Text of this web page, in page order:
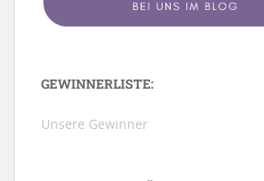
GEWINNERLISTE:
Unsere Gewinner